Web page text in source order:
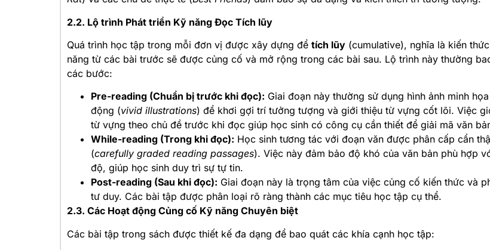
2.2. Lộ trình Phát triển Kỹ năng Đọc Tích lũy
Quá trình học tập trong mỗi đơn vị được xây dựng để tích lũy (cumulative), nghĩa là kiến
năng từ các bài trước sẽ được củng cố và mở rộng trong các bài sau. Lộ trình này thường
các bước:
Pre-reading (Chuẩn bị trước khi đọc): Giai đoạn này thường sử dụng hình ảnh minh
động (vivid illustrations) để khơi gợi trí tưởng tượng và giới thiệu từ vựng cốt lõi. Việc
từ vựng theo chủ đề trước khi đọc giúp học sinh có công cụ cần thiết để giải mã văn
While-reading (Trong khi đọc): Học sinh tương tác với đoạn văn được phân cấp cẩn
(carefully graded reading passages). Việc này đảm bảo độ khó của văn bản phù hợp
độ, giúp học sinh duy trì sự tự tin.
Post-reading (Sau khi đọc): Giai đoạn này là trọng tâm của việc củng cố kiến thức và
tư duy. Các bài tập được phân loại rõ ràng thành các mục tiêu học tập cụ thể.
2.3. Các Hoạt động Củng cố Kỹ năng Chuyên biệt
Các bài tập trong sách được thiết kế đa dạng để bao quát các khía cạnh học tập: